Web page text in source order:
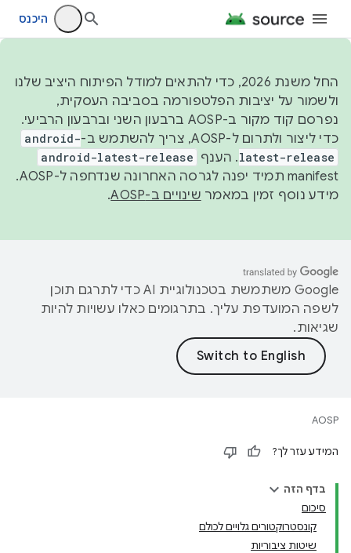
היכנס
החל משנת 2026, כדי להתאים למודל הפיתוח היציב שלנו
ולשמור על יציבות הפלטפורמה בסביבה העסקית,
נפרסם קוד מקור ב-AOSP ברבעון השני וברבעון הרביעי.
כדי ליצור ולתרום ל-AOSP, צריך להשתמש ב-
android-
latest-release. הענף android-latest-release
manifest תמיד יפנה לגרסה האחרונה שנדחפה ל-AOSP.
מידע נוסף זמין במאמר שינויים ב-AOSP .
‫Google משתמשת בטכנולוגיית AI כדי לתרגם תוכן
לשפה המועדפת עליך. בתרגומים כאלו עשויות להיות
שגיאות.
AOSP
המידע עזר לך?
בדף הזה
סיכום
קונסטרוקטורים גלויים לכולם
שיטות ציבוריות